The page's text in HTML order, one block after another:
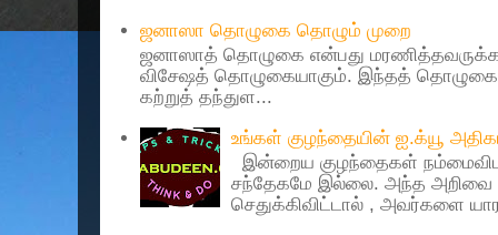
ஜனாஸா தொழுகை தொழும் முறை
ஜனாஸாத் தொழுகை என்பது
விசேஷத் தொழுகையாகும். இந்தத்
கற்றுத் தந்துள...
உங்கள் குழந்தையின் ஐ.க்யூ
இன்றைய குழந்தைகள்
சந்தேகமே இல்லை. அந்த
செதுக்கிவிட்டால் , அவர்களை